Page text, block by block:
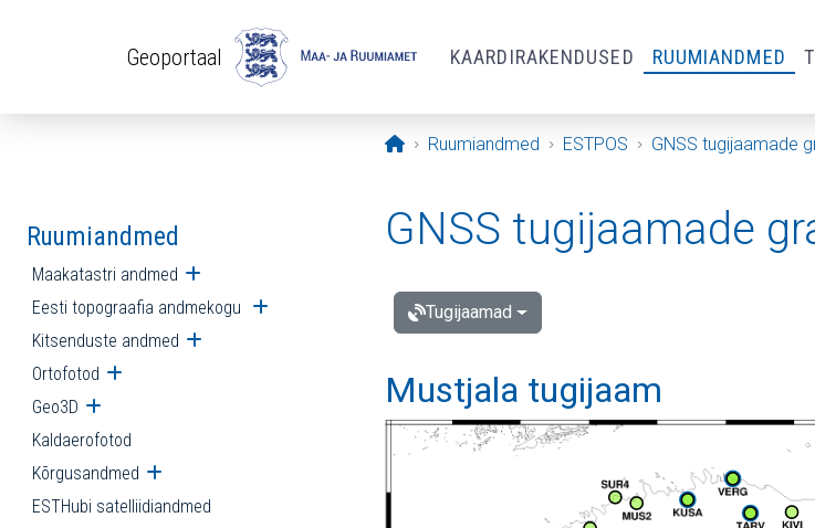
Geoportaal KAARDIRAKENDUSED RUUMIANDMED
Avaleht
Ruumiandmed ESTPOS GNSS tugijaamade
Ruumiandmed
Maakatastri andmed Ava alammenüü
Eesti topograafia andmekogu Ava alammenüü
Kitsenduste andmed Ava alammenüü
Ortofotod Ava alammenüü
Geo3D Ava alammenüü
Kaldaerofotod
Kõrgusandmed Ava alammenüü
ESTHubi satelliidiandmed
GNSS tugijaamade
Tugijaamad
Mustjala tugijaam